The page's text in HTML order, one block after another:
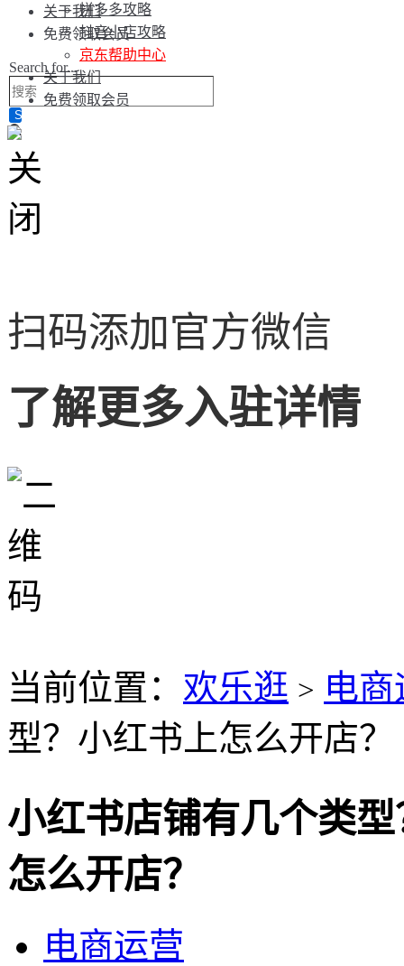
关于我们
免费领取会员
Search for...
拼多多攻略
抖音小店攻略
京东帮助中心
关于我们
免费领取会员
扫码添加官方微信
了解更多入驻详情
当前位置： 欢乐逛 > 电
型？小红书上怎么开店？
小红书店铺有几个类
怎么开店？
电商运营